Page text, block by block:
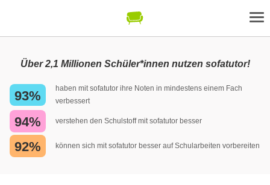
Über 2,1 Millionen Schüler*innen nutzen sofatutor!
93%
haben mit sofatutor ihre Noten in mindestens einem Fach
verbessert
94% verstehen den Schulstoff mit sofatutor besser
92% können sich mit sofatutor besser auf Schularbeiten vorbereiten